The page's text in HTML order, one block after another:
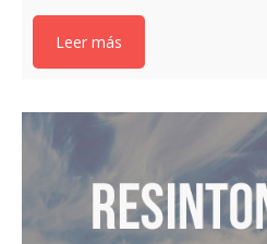
Leer más